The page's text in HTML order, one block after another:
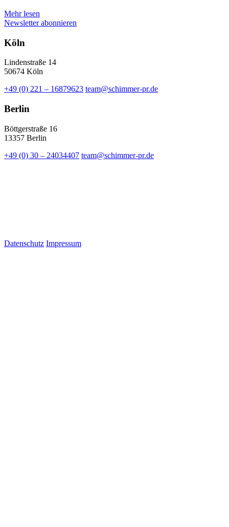
Mehr lesen
Newsletter abonnieren
Köln
Lindenstraße 14
50674 Köln
+49 (0) 221 – 16879623 team@schimmer-pr.de
Berlin
Böttgerstraße 16
13357 Berlin
+49 (0) 30 – 24034407 team@schimmer-pr.de
Datenschutz Impressum